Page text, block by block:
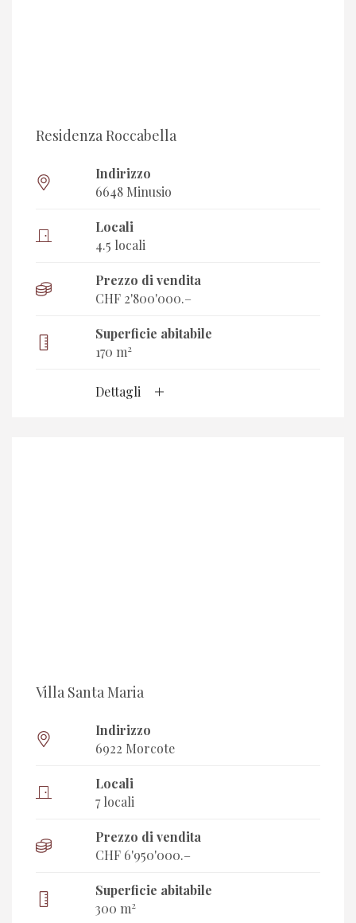
Residenza Roccabella
Indirizzo
6648 Minusio
Locali
4.5 locali
Prezzo di vendita
CHF 2'800'000.–
Superficie abitabile
170 m2
Dettagli
Villa Santa Maria
Indirizzo
6922 Morcote
Locali
7 locali
Prezzo di vendita
CHF 6'950'000.–
Superficie abitabile
300 m2